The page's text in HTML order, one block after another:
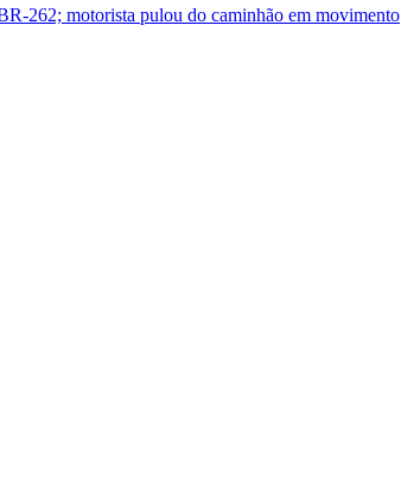
262; motorista pulou do caminhão em movimento